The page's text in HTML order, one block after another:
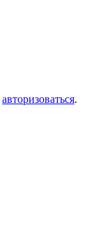
авторизоваться.